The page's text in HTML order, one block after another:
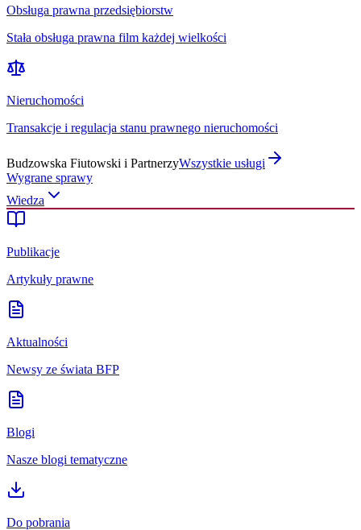
Obsługa prawna przedsiębiorstw
Stała obsługa prawna film każdej wielkości
Nieruchomości
Transakcje i regulacja stanu prawnego nieruchomości
Budzowska Fiutowski i PartnerzyWszystkie usługi
Wygrane sprawy
Wiedza
Publikacje
Artykuły prawne
Aktualności
Newsy ze świata BFP
Blogi
Nasze blogi tematyczne
Do pobrania